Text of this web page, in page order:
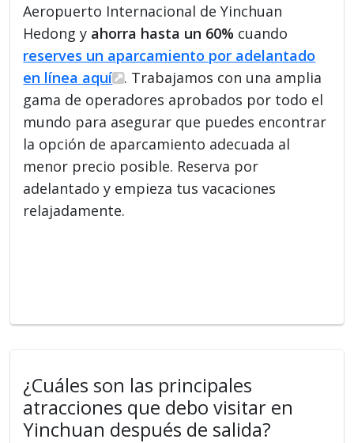
Aeropuerto Internacional de Yinchuan
Hedong y ahorra hasta un 60% cuando
reserves un aparcamiento por adelantado
en línea aquí
. Trabajamos con una amplia
gama de operadores aprobados por todo el
mundo para asegurar que puedes encontrar
la opción de aparcamiento adecuada al
menor precio posible. Reserva por
adelantado y empieza tus vacaciones
relajadamente.
¿Cuáles son las principales
atracciones que debo visitar en
Yinchuan después de salida?